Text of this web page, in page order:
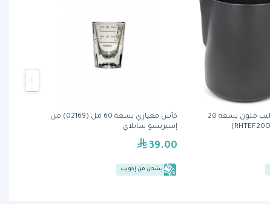
كأس معياري بسعة 60 مل (02169) من
إسبريسو سابلاي
39.00
يشحن من إكويب
راينورس - إبريق حليب ملون بسعة 20